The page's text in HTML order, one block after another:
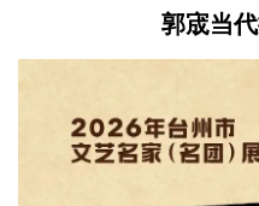
郭宬当